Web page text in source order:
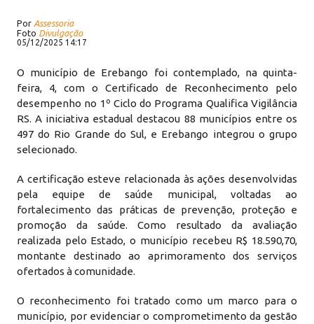
Por Assessoria
Foto Divulgação
05/12/2025 14:17
O município de Erebango foi contemplado, na quinta-
feira, 4, com o Certificado de Reconhecimento pelo
desempenho no 1º Ciclo do Programa Qualifica Vigilância
RS. A iniciativa estadual destacou 88 municípios entre os
497 do Rio Grande do Sul, e Erebango integrou o grupo
selecionado.
A certificação esteve relacionada às ações desenvolvidas
pela equipe de saúde municipal, voltadas ao
fortalecimento das práticas de prevenção, proteção e
promoção da saúde. Como resultado da avaliação
realizada pelo Estado, o município recebeu R$ 18.590,70,
montante destinado ao aprimoramento dos serviços
ofertados à comunidade.
O reconhecimento foi tratado como um marco para o
município, por evidenciar o comprometimento da gestão